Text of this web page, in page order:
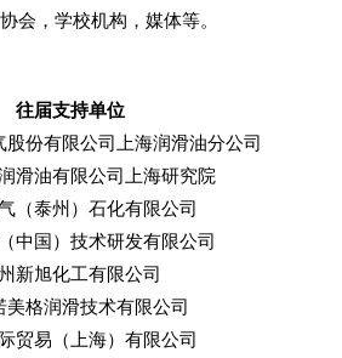
会，学校机构，媒体等。
往届支持单位
份有限公司上海润滑油分公司
滑油有限公司上海研究院
（泰州）石化有限公司
中国）技术研发有限公司
新旭化工有限公司
美格润滑技术有限公司
贸易（上海）有限公司